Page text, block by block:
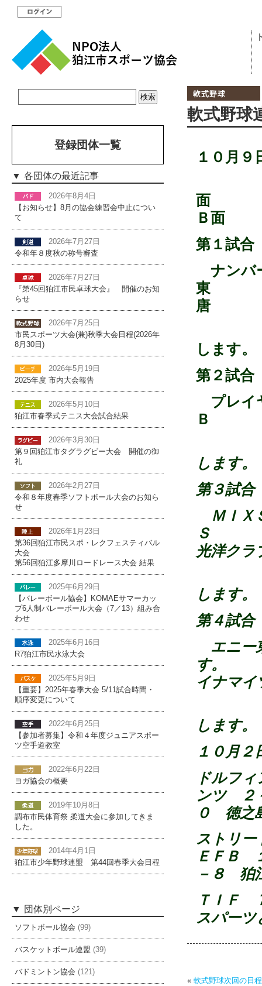
軟式野球
１０月９
Ｂ面
第１試合
ナン
唐
します。
第２試合
プレ
Ｂ
します。
第３試合
ＭＩ
Ｓ
光洋クラ
します。
第４試合
エニー
す
イナマイ
します。
１０月２
ドル
ンツ
０ 徳之
ストリ
ＥＦ
－８ 狛
ＴＩ
スパーツ
« 軟式野球次回の日程
登録団体一覧
各団体の最近記事
2026年8月4日
【お知らせ】8月の協会練習会中止につい
て
2026年7月27日
令和年８度秋の称号審査
2026年7月27日
『第45回狛江市民卓球大会』 開催のお知
らせ
2026年7月25日
市民スポーツ大会(兼)秋季大会日程(2026年
8月30日)
2026年5月19日
2025年度 市内大会報告
2026年5月10日
狛江市春季式テニス大会試合結果
2026年3月30日
第９回狛江市タグラグビー大会 開催の御
礼
2026年2月27日
令和８年度春季ソフトボール大会のお知ら
せ
2026年1月23日
第36回狛江市民スポ・レクフェスティバル
大会
第56回狛江多摩川ロードレース大会 結果
2025年6月29日
【バレーボール協会】KOMAEサマーカッ
プ6人制バレーボール大会（7／13）組み合
わせ
2025年6月16日
R7狛江市民水泳大会
2025年5月9日
【重要】2025年春季大会 5/11試合時間・
順序変更について
2022年6月25日
【参加者募集】令和４年度ジュニアスポー
ツ空手道教室
2022年6月22日
ヨガ協会の概要
2019年10月8日
調布市民体育祭 柔道大会に参加してきま
した。
2014年4月1日
狛江市少年野球連盟 第44回春季大会日程
団体別ページ
ソフトボール協会 (99)
バスケットボール連盟 (39)
バドミントン協会 (121)